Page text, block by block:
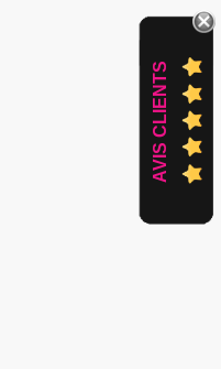
AVIS CLIENTS